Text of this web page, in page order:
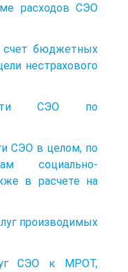
расходов СЭО
счет бюджетных
нестрахового
СЭО по
СЭО в целом, по
социально-
в расчете на
производимых
СЭО к МРОТ,